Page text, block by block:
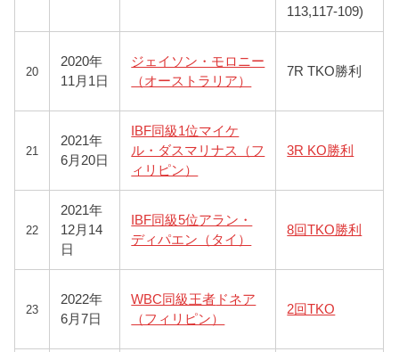
113,117-109)
20
2020年
11月1日
ジェイソン・モロニー
（オーストラリア）
7R TKO勝利
21
2021年
6月20日
IBF同級1位マイケ
ル・​ダスマリナス（フ
ィリピン）
3R KO勝利
22
2021年
12月14
日
IBF同級5位アラン・
ディパエン（タイ）
8回TKO勝利
23
2022年
6月7日
WBC同級王者 ドネア
（フィリピン）
2回TKO